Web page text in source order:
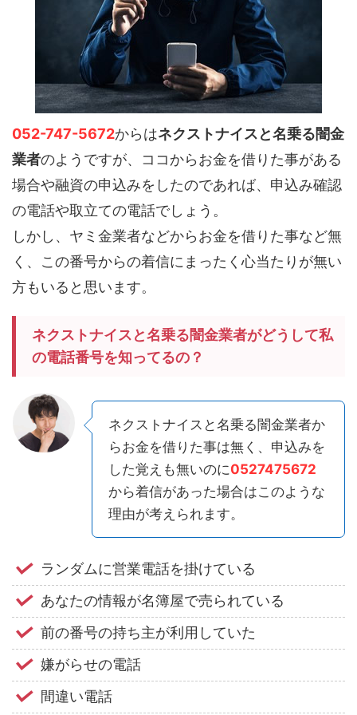
052-747-5672からはネクストナイスと名乗る闇金
業者のようですが、ココからお金を借りた事がある
場合や融資の申込みをしたのであれば、申込み確認
の電話や取立ての電話でしょう。
しかし、ヤミ金業者などからお金を借りた事など無
く、この番号からの着信にまったく心当たりが無い
方もいると思います。
ネクストナイスと名乗る闇金業者がどうして私
の電話番号を知ってるの？
ネクストナイスと名乗る闇金業者か
らお金を借りた事は無く、申込みを
した覚えも無いのに0527475672
から着信があった場合はこのような
理由が考えられます。
ランダムに営業電話を掛けている
あなたの情報が名簿屋で売られている
前の番号の持ち主が利用していた
嫌がらせの電話
間違い電話